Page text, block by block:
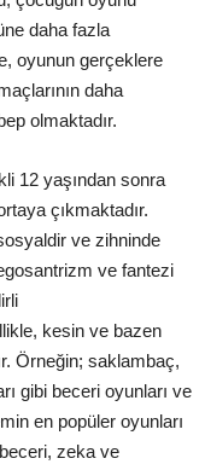
daha fazla
oyunun gerçeklere
daha
olmaktadır.
12 yaşından sonra
çıkmaktadır.
ve zihninde
ve fantezi
kesin ve bazen
Örneğin; saklambaç,
gibi beceri oyunları ve
en popüler oyunları
zeka ve